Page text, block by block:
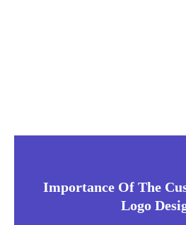
Importance Of The
Logo